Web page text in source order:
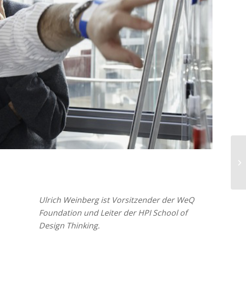
Ulrich Weinberg ist Vorsitzender der WeQ
Foundation und Leiter der HPI School of
Design Thinking.